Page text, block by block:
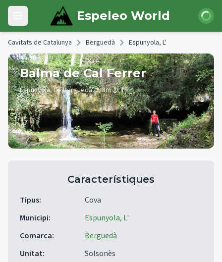
Skip to main content
Open main menu Espeleo World Iniciar
Cavitats de Catalunya Berguedà Espunyola, L'
Balma de Cal Ferrer
Espunyola, L'• Berguedà 8m 1m
Característiques
Tipus:
Cova
Municipi:
Espunyola, L'
Comarca:
Berguedà
Unitat:
Solsonès